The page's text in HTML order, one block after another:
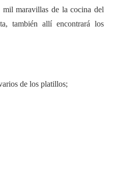
maravillas de la cocina del
también allí encontrará los
de los platillos;